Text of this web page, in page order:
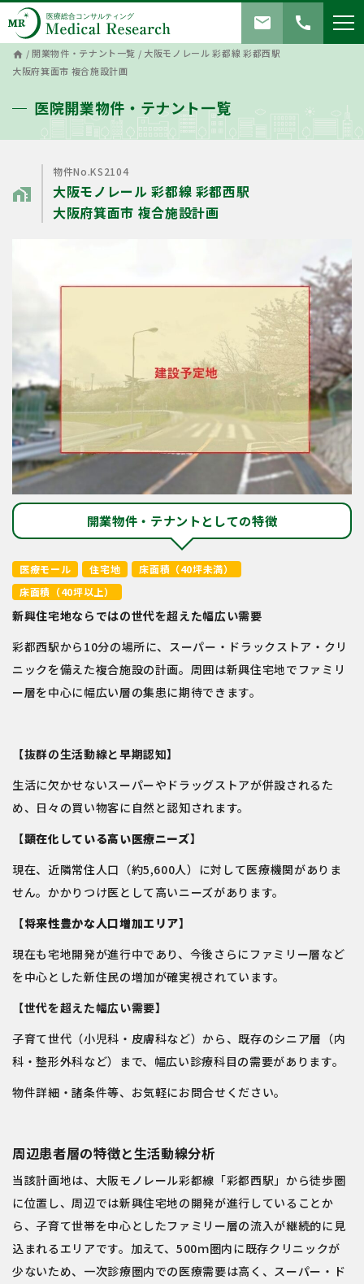
call
mail
home /開業物件・テナント一覧 / 大阪モノレール 彩都線 彩都西駅
大阪府箕面市 複合施設計画
医院開業物件・テナント一覧
home_work
物件No.KS2104
大阪モノレール 彩都線 彩都西駅
大阪府箕面市 複合施設計画
開業物件・テナントとしての特徴
医療モール 住宅地
床面積（40坪未満）
床面積（40坪以上）
新興住宅地ならではの世代を超えた幅広い需要
彩都西駅から10分の場所に、スーパー・ドラックストア・クリ
ニックを備えた複合施設の計画。周囲は新興住宅地でファミリ
ー層を中心に幅広い層の集患に期待できます。
【抜群の生活動線と早期認知】
生活に欠かせないスーパーやドラッグストアが併設されるた
め、日々の買い物客に自然と認知されます。
【顕在化している高い医療ニーズ】
現在、近隣常住人口（約5,600人）に対して医療機関がありま
せん。かかりつけ医として高いニーズがあります。
【将来性豊かな人口増加エリア】
現在も宅地開発が進行中であり、今後さらにファミリー層など
を中心とした新住民の増加が確実視されています。
【世代を超えた幅広い需要】
子育て世代（小児科・皮膚科など）から、既存のシニア層（内
科・整形外科など）まで、幅広い診療科目の需要があります。
物件詳細・諸条件等、お気軽にお問合せください。
周辺患者層の特徴と生活動線分析
当該計画地は、大阪モノレール彩都線「彩都西駅」から徒歩圏
に位置し、周辺では新興住宅地の開発が進行していることか
ら、子育て世帯を中心としたファミリー層の流入が継続的に見
込まれるエリアです。加えて、500ｍ圏内に既存クリニックが
少ないため、一次診療圏内での医療需要は高く、スーパー・ド